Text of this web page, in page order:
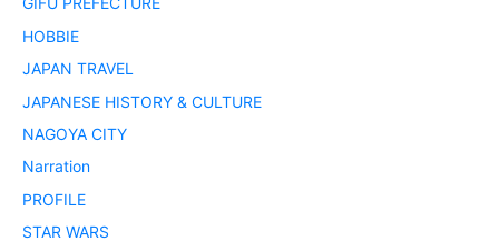
HOBBIE
JAPAN TRAVEL
JAPANESE HISTORY & CULTURE
NAGOYA CITY
Narration
PROFILE
STAR WARS